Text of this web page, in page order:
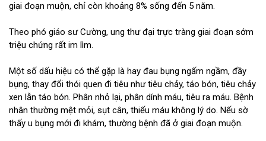
giai đoạn muộn, chỉ còn khoảng 8% sống đến 5 năm.
Theo phó giáo sư Cường, ung thư đại trực tràng giai đoạn sớm
triệu chứng rất im lìm.
Một số dấu hiệu có thể gặp là hay đau bụng ngấm ngầm, đầy
bụng, thay đổi thói quen đi tiêu như tiêu chảy, táo bón, tiêu chảy
xen lẫn táo bón. Phân nhỏ lại, phân dính máu, tiêu ra máu. Bệnh
nhân thường mệt mỏi, sụt cân, thiếu máu không l‎ý do. Nếu sờ
thấy u bụng mới đi khám, thường bệnh đã ở giai đoạn muộn.